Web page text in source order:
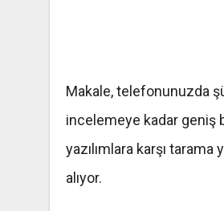
Makale, telefonunuzda
incelemeye kadar geniş
yazılımlara karşı tarama
alıyor.